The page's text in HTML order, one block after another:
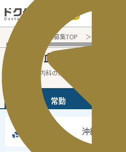
医師転職・求人募集TOP
沖縄県 の血液内科
沖縄県の血液内科の常勤の医師求人の検索
常勤
沖縄県